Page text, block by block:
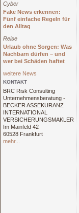
Cyber
Fake News erkennen:
Fünf einfache Regeln für
den Alltag
Reise
Urlaub ohne Sorgen: Was
Nachbarn dürfen – und
wer bei Schäden haftet
weitere News
KONTAKT
BRC Risk Consulting
Unternehmensberatung -
BECKER ASSEKURANZ
INTERNATIONAL
VERSICHERUNGSMAKLER
Im Mainfeld 42
60528 Frankfurt
mehr...